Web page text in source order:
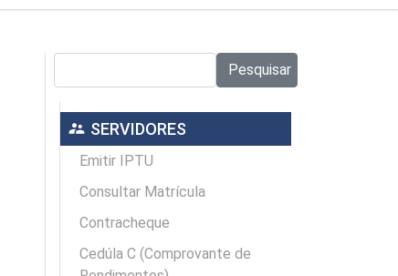
Pesquisar
supervisor_account SERVIDORES
Emitir IPTU
Consultar Matrícula
Contracheque
Cedúla C (Comprovante de